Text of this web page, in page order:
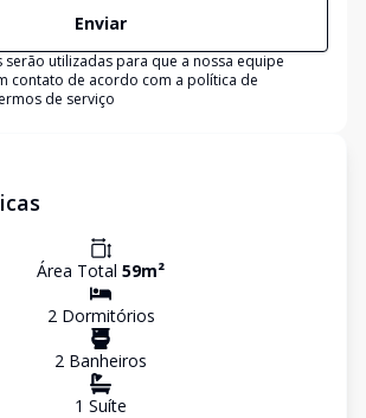
Enviar
serão utilizadas para que a nossa equipe
contato de acordo com a política de
de serviço
Área Total 59m²
2Dormitórios
2 Banheiros
1 Suíte